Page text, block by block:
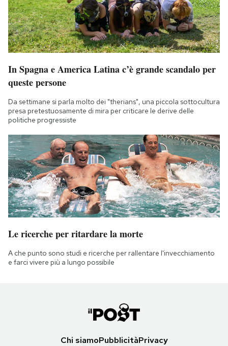
In Spagna e America Latina c’è grande scandalo per
queste persone
Da settimane si parla molto dei "therians", una piccola sottocultura
presa pretestuosamente di mira per criticare le derive delle
politiche progressiste
Le ricerche per ritardare la morte
A che punto sono studi e ricerche per rallentare l'invecchiamento
e farci vivere più a lungo possibile
Chi siamoPubblicitàPrivacy